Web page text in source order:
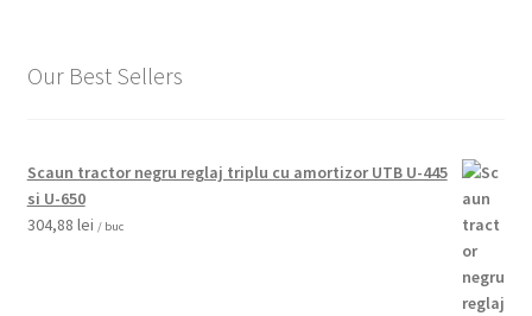
Our Best Sellers
Scaun tractor negru reglaj triplu cu amortizor UTB U-445
si U-650
304,88 lei / buc